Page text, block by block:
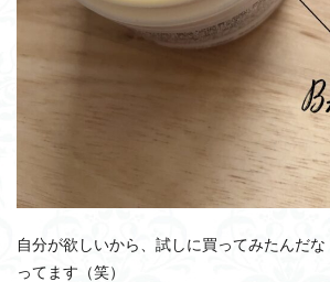
自分が欲しいから、試しに買ってみたんだ
ってます（笑）